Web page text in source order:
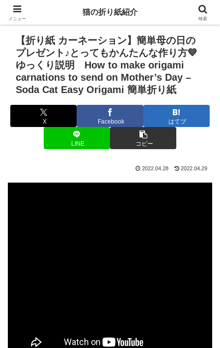
【折り紙 カーネーション】簡単母の日の
プレゼント♪とってもかんたんな作り方💙
ゆっくり説明 How to make origami
carnations to send on Mother’s Day –
Soda Cat Easy Origami 簡単折り紙
X Facebook はてブ
LINE コピー
2022.04.28 2022.04.29
メニュー
猫の折り紙紹介
検索